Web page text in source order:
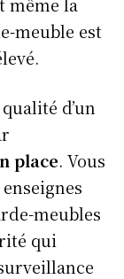
meuble est
d’un
place. Vous
meubles
qui